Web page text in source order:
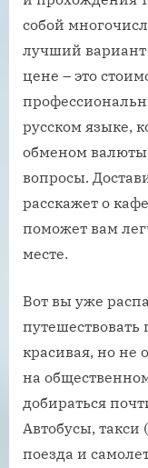
собой
лучший вариант
цене – это
русском языке,
обменом
вопросы.
расскажет о
поможет вам
месте.
Вот вы уже
красивая, но не
на
добираться
Автобусы,
поезда и